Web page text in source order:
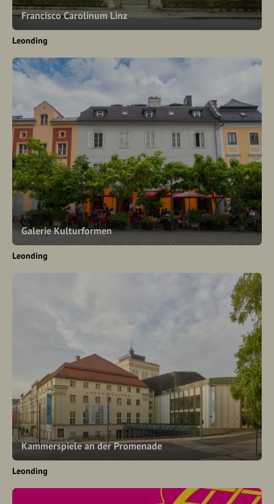
Francisco Carolinum Linz
Leonding
Galerie Kulturformen
Leonding
Kammerspiele an der Promenade
Leonding